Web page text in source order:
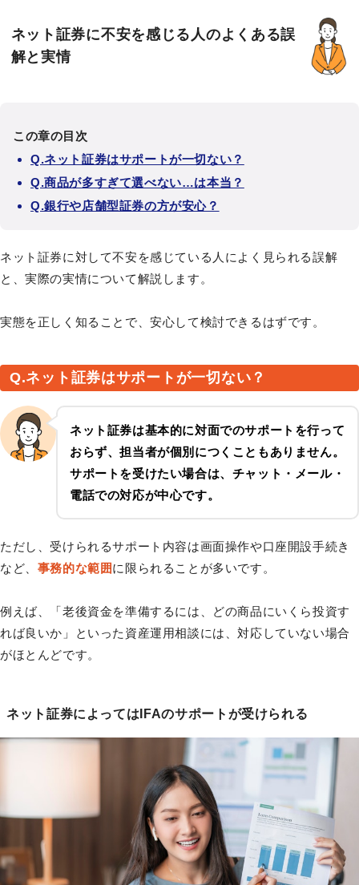
ネット証券に不安を感じる人のよくある誤
解と実情
この章の目次
Q.ネット証券はサポートが一切ない？
Q.商品が多すぎて選べない…は本当？
Q.銀行や店舗型証券の方が安心？
ネット証券に対して不安を感じている人によく見られる誤解
と、実際の実情について解説します。
実態を正しく知ることで、安心して検討できるはずです。
Q.ネット証券はサポートが一切ない？
ネット証券は基本的に対面でのサポートを行って
おらず、担当者が個別につくこともありません。
サポートを受けたい場合は、チャット・メール・
電話での対応が中心です。
ただし、受けられるサポート内容は画面操作や口座開設手続き
など、 事務的な範囲に限られることが多いです。
例えば、「老後資金を準備するには、どの商品にいくら投資す
れば良いか」といった資産運用相談には、対応していない場合
がほとんどです。
ネット証券によってはIFAのサポートが受けられる